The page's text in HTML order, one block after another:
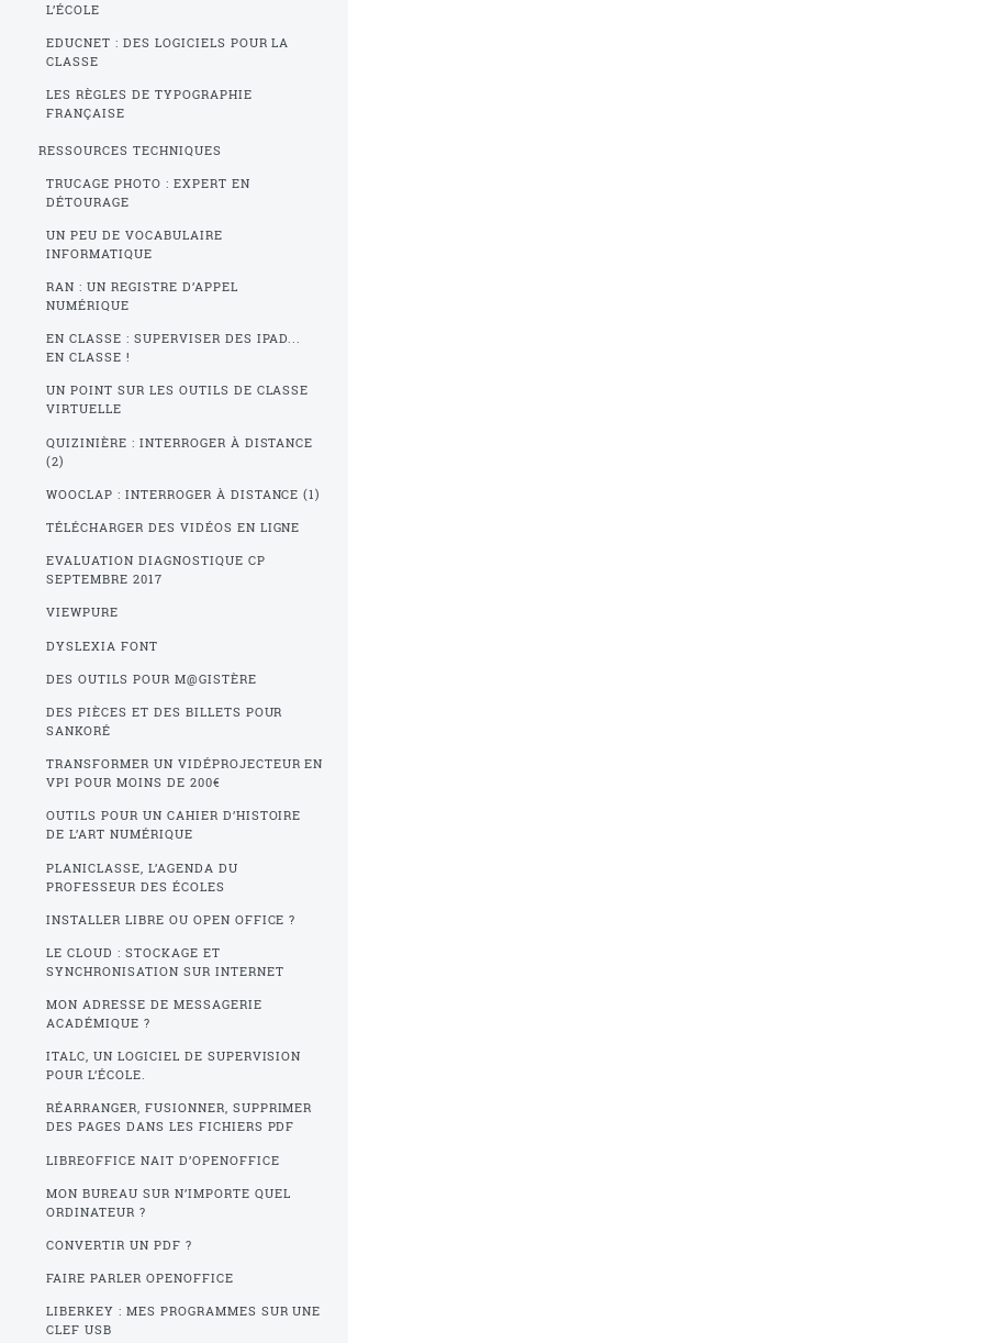
L’ÉCOLE
EDUCNET : DES LOGICIELS POUR LA
CLASSE
LES RÈGLES DE TYPOGRAPHIE
FRANÇAISE
RESSOURCES TECHNIQUES
TRUCAGE PHOTO : EXPERT EN
DÉTOURAGE
UN PEU DE VOCABULAIRE
INFORMATIQUE
RAN : UN REGISTRE D’APPEL
NUMÉRIQUE
EN CLASSE : SUPERVISER DES IPAD...
EN CLASSE !
UN POINT SUR LES OUTILS DE CLASSE
VIRTUELLE
QUIZINIÈRE : INTERROGER À DISTANCE
(2)
WOOCLAP : INTERROGER À DISTANCE (1)
TÉLÉCHARGER DES VIDÉOS EN LIGNE
EVALUATION DIAGNOSTIQUE CP
SEPTEMBRE 2017
VIEWPURE
DYSLEXIA FONT
DES OUTILS POUR M@GISTÈRE
DES PIÈCES ET DES BILLETS POUR
SANKORÉ
TRANSFORMER UN VIDÉPROJECTEUR EN
VPI POUR MOINS DE 200€
OUTILS POUR UN CAHIER D’HISTOIRE
DE L’ART NUMÉRIQUE
PLANICLASSE, L’AGENDA DU
PROFESSEUR DES ÉCOLES
INSTALLER LIBRE OU OPEN OFFICE ?
LE CLOUD : STOCKAGE ET
SYNCHRONISATION SUR INTERNET
MON ADRESSE DE MESSAGERIE
ACADÉMIQUE ?
ITALC, UN LOGICIEL DE SUPERVISION
POUR L’ÉCOLE.
RÉARRANGER, FUSIONNER, SUPPRIMER
DES PAGES DANS LES FICHIERS PDF
LIBREOFFICE NAIT D’OPENOFFICE
MON BUREAU SUR N’IMPORTE QUEL
ORDINATEUR ?
CONVERTIR UN PDF ?
FAIRE PARLER OPENOFFICE
LIBERKEY : MES PROGRAMMES SUR UNE
CLEF USB